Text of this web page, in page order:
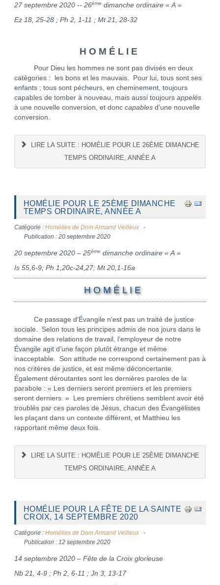
27 septembre 2020 -- 26ème dimanche ordinaire « A »
Ez 18, 25-28; Ph 2, 1-11 ; Mt 21, 28-32
H O M É L I E
Pour Dieu les hommes ne sont pas divisés en deux
catégories : les bons et les mauvais. Pour lui, tous sont ses
enfants ; tous sont pécheurs, en cheminement, toujours
capables de tomber à nouveau, mais aussi toujours appelés
à une nouvelle conversion, et donc capablesd’une nouvelle
conversion.
LIRE LA SUITE : HOMÉLIE POUR LE 26ÈME DIMANCHE
TEMPS ORDINAIRE, ANNÉE A
HOMÉLIE POUR LE 25ÈME DIMANCHE
TEMPS ORDINAIRE, ANNÉE A
Catégorie : Homélies de Dom Armand Veilleux
Publication : 20 septembre 2020
20 septembre 2020 – 25ème dimanche ordinaire « A »
Is 55,6-9; Ph 1,20c-24,27; Mt 20,1-16a
H O M É L I E
Ce passage d'Évangile n'est pas un traité de justice
sociale. Selon tous les principes admis de nos jours dans le
domaine des relations de travail, l’employeur de notre
Évangile agit d’une façon plutôt étrange et même
inacceptable. Son attitude ne correspond certainement pas à
nos critères de justice, et est même déconcertante.
Également déroutantes sont les dernières paroles de la
parabole : « Les derniers seront premiers et les premiers
seront derniers. » Les premiers chrétiens semblent avoir été
troublés par ces paroles de Jésus, chacun des Évangélistes
les plaçant dans un contexte différent, et Matthieu les
rapportant même deux fois.
LIRE LA SUITE : HOMÉLIE POUR LE 25ÈME DIMANCHE
TEMPS ORDINAIRE, ANNÉE A
HOMÉLIE POUR LA FÊTE DE LA SAINTE
CROIX, 14 SEPTEMBRE 2020
Catégorie : Homélies de Dom Armand Veilleux
Publication : 12 septembre 2020
14 septembre 2020 – Fête de la Croix glorieuse
Nb 21, 4-9 ; Ph 2, 6-11 ; Jn 3, 13-17